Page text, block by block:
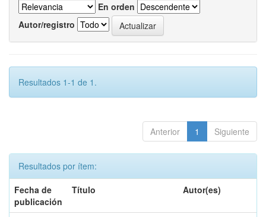
En orden
Autor/registro
Resultados 1-1 de 1.
Anterior 1 Siguiente
Resultados por ítem:
Fecha de
publicación
Título Autor(es)